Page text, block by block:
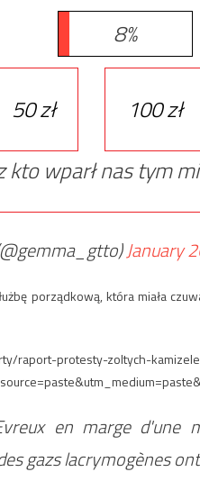
8%
50 zł 100 zł
kto wparł nas tym
January
porządkową, która miała
raport-protesty-zoltych-
en marge d'une
gazs lacrymogènes